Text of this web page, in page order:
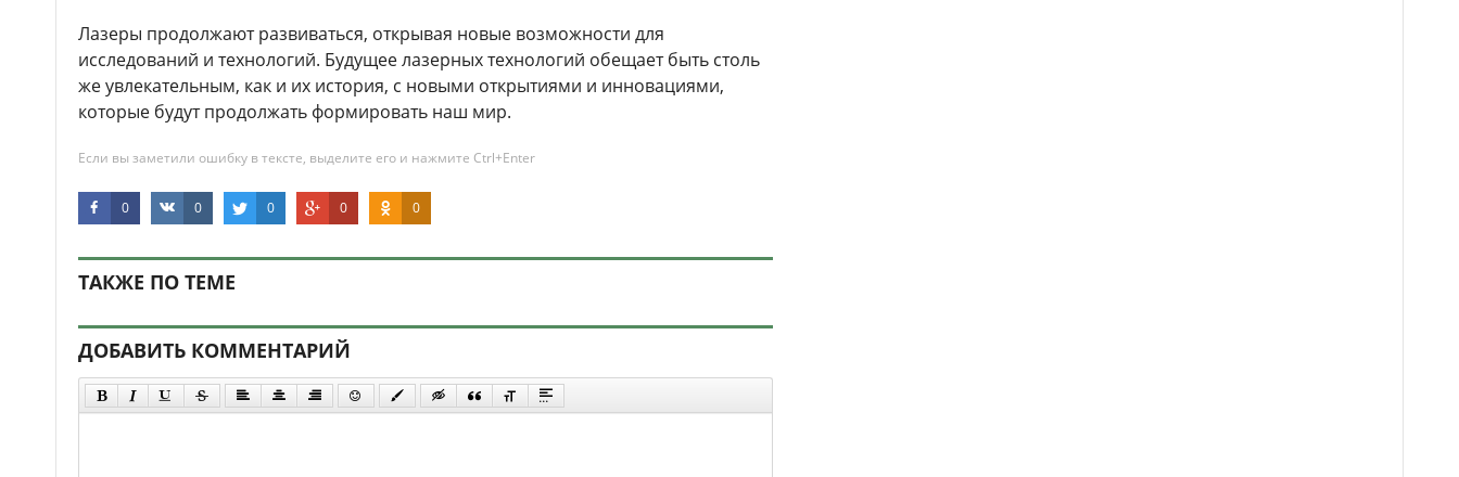
Лазеры продолжают развиваться, открывая новые возможности для
исследований и технологий. Будущее лазерных технологий обещает быть столь
же увлекательным, как и их история, с новыми открытиями и инновациями,
которые будут продолжать формировать наш мир.
Если вы заметили ошибку в тексте, выделите его и нажмите Ctrl+Enter
0 0 0 0 0
ТАКЖЕ ПО ТЕМЕ
ДОБАВИТЬ КОММЕНТАРИЙ